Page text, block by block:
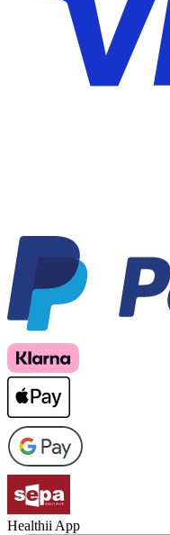
Healthii App